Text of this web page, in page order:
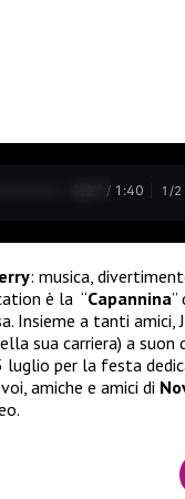
0:28 / 1:40 1 /2
: musica,
è la “Capannina”
Insieme a tanti amici,
sua carriera) a suon
luglio per la festa
amiche e amici di